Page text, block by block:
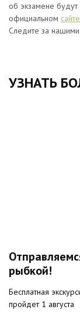
об экзамене
официальном сайте
Следите за нашими
УЗНАТЬ
рыбкой!
Бесплатная
пройдет 1 августа